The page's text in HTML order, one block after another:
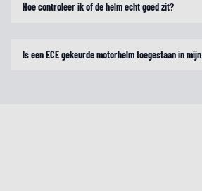
Hoe controleer ik of de helm echt goed zit?
Is een ECE gekeurde motorhelm toegestaan in